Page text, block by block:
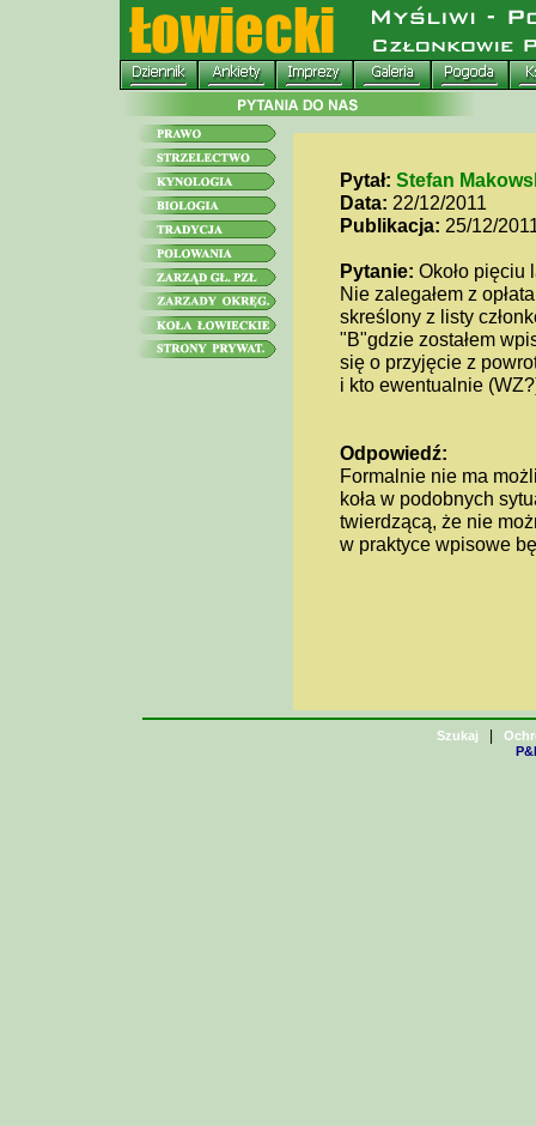
Pytał: Stefan
Data: 22/12/2011
Publikacja: 25/12/
Pytanie: Około pięciu
Nie zalegałem z
skreślony z listy
"B"gdzie zostałem
się o przyjęcie z
i kto ewentualnie
Odpowiedź:
Formalnie nie ma
koła w podobnych
twierdzącą, że nie
w praktyce wpisowe
Szukaj